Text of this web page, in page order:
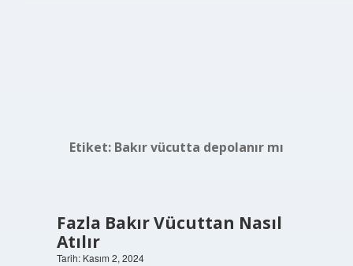
Etiket: Bakır vücutta depolanır mı
Fazla Bakır Vücuttan Nasıl
Atılır
Tarih: Kasım 2, 2024